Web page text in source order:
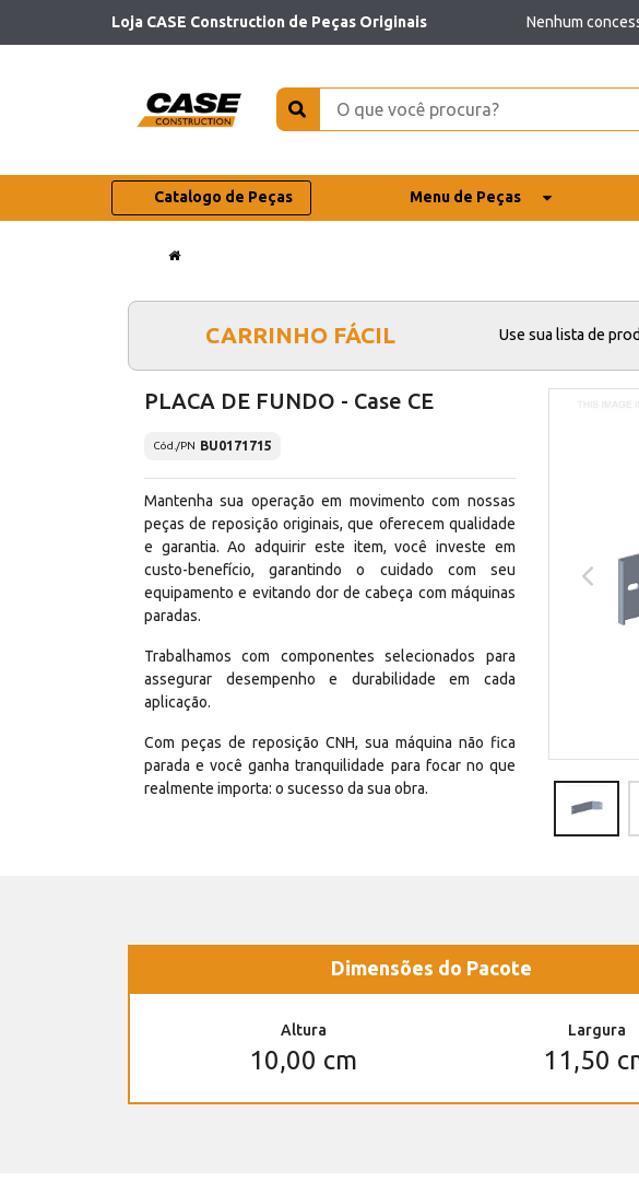
Loja CASE Construction de Peças Originais Nenhum
Catalogo de Peças Menu de Peças
CARRINHO FÁCIL Use sua lista de
PLACA DE FUNDO - Case CE
Cód./PN BU0171715
Mantenha sua operação em movimento com nossas
peças de reposição originais, que oferecem qualidade
e garantia. Ao adquirir este item, você investe em
custo-benefício, garantindo o cuidado com seu
equipamento e evitando dor de cabeça com máquinas
paradas.
Trabalhamos com componentes selecionados para
assegurar desempenho e durabilidade em cada
aplicação.
Com peças de reposição CNH, sua máquina não fica
parada e você ganha tranquilidade para focar no que
realmente importa: o sucesso da sua obra.
Dimensões do Pacote
Altura
10,00 cm
Largura
11,50